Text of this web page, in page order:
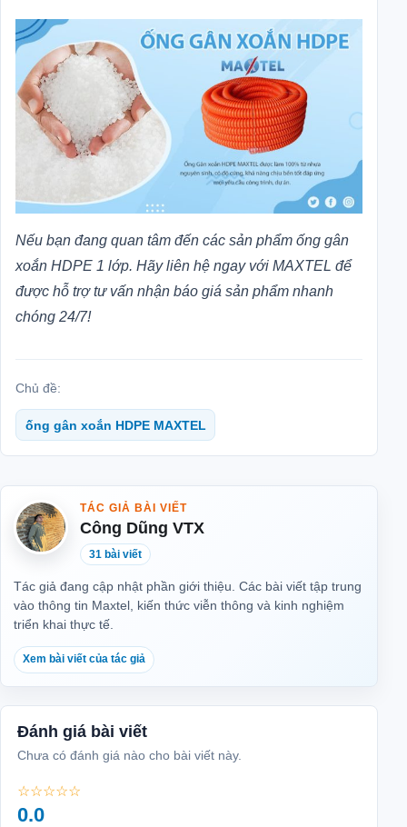
Nếu bạn đang quan tâm đến các sản phẩm ống gân
xoắn HDPE 1 lớp. Hãy liên hệ ngay với MAXTEL để
được hỗ trợ tư vấn nhận báo giá sản phẩm nhanh
chóng 24/7!
Chủ đề:
ống gân xoắn HDPE MAXTEL
TÁC GIẢ BÀI VIẾT
Công Dũng VTX
31 bài viết
Tác giả đang cập nhật phần giới thiệu. Các bài viết tập trung
vào thông tin Maxtel, kiến thức viễn thông và kinh nghiệm
triển khai thực tế.
Xem bài viết của tác giả
Đánh giá bài viết
Chưa có đánh giá nào cho bài viết này.
☆☆☆☆☆
0.0